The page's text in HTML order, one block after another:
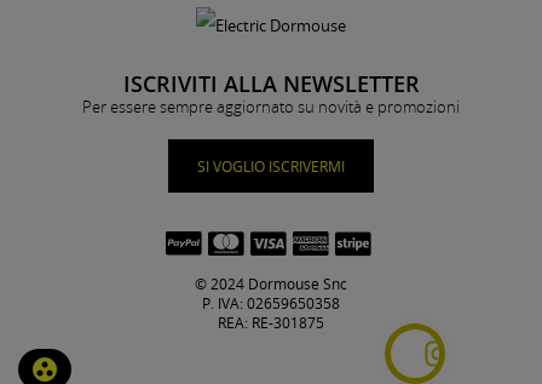
ISCRIVITI ALLA NEWSLETTER
Per essere sempre aggiornato su novità e promozioni
SI VOGLIO ISCRIVERMI
© 2024 Dormouse Snc
P. IVA: 02659650358
REA: RE-301875
group_work